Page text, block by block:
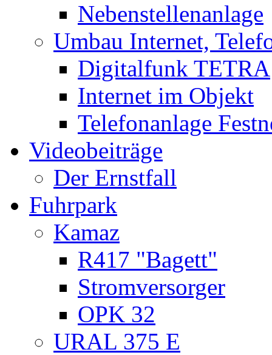
Nebenstellenanlage
Umbau Internet,
Digitalfunk TETRA
Internet im Objekt
Telefonanlage
Videobeiträge
Der Ernstfall
Fuhrpark
Kamaz
R417 "Bagett"
Stromversorger
OPK 32
URAL 375 E